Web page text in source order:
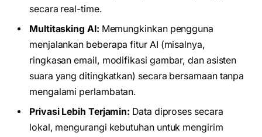
secara real-time.
Multitasking AI: Memungkinkan pengguna
menjalankan beberapa fitur AI (misalnya,
ringkasan email, modifikasi gambar, dan asisten
suara yang ditingkatkan) secara bersamaan tanpa
mengalami perlambatan.
Privasi Lebih Terjamin: Data diproses secara
lokal, mengurangi kebutuhan untuk mengirim